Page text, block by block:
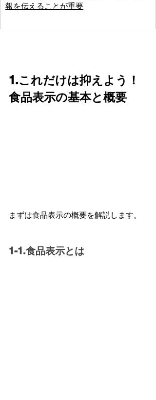
報を伝えることが重要
1.これだけは抑えよう！
食品表示の基本と概要
まずは食品表示の概要を解説します。
1-1.食品表示とは